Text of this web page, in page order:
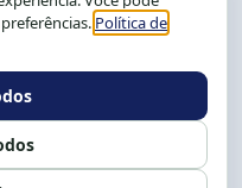
9 9239-2104 ou 2105
e 13 às 17h.
Fale conosco